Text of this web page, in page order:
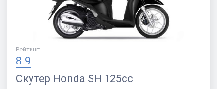
Рейтинг:
8.9
Скутер Honda SH 125cc